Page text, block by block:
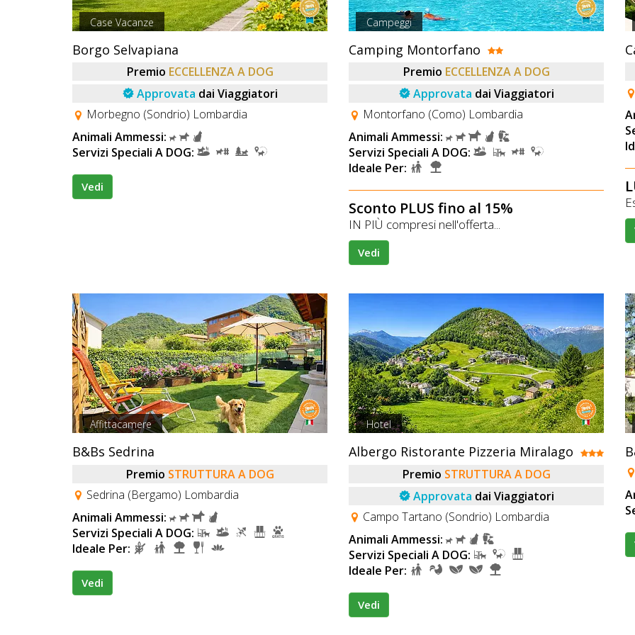
Case Vacanze
Borgo Selvapiana
Premio ECCELLENZA A DOG
Approvata dai Viaggiatori
Morbegno (Sondrio) Lombardia
Animali Ammessi:
Servizi Speciali A DOG:
Vedi
Campeggi
Camping Montorfano
Premio ECCELLENZA A DOG
Approvata dai Viaggiatori
Montorfano (Como) Lombardia
Animali Ammessi:
Servizi Speciali A DOG:
Ideale Per:
Sconto PLUS fino al 15%
IN PIÙ compresi nell'offerta...
Vedi
Affittacamere
B&Bs Sedrina
Premio STRUTTURA A DOG
Sedrina (Bergamo) Lombardia
Animali Ammessi:
Servizi Speciali A DOG:
Ideale Per:
Vedi
Hotel
Albergo Ristorante Pizzeria Miralago
Premio STRUTTURA A DOG
Approvata dai Viaggiatori
Campo Tartano (Sondrio) Lombardia
Animali Ammessi:
Servizi Speciali A DOG:
Ideale Per:
Vedi